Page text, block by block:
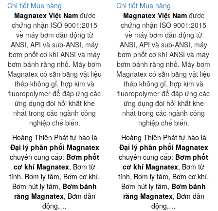
Chi tiết Mua hàng Chi tiết Mua hàng
Magnatex Việt Namđược
chứng nhận ISO 9001:2015
về máy bơm dẫn động từ
ANSI, API và sub-ANSI, máy
bơm phốt cơ khí ANSI và máy
bơm bánh răng nhỏ. Máy bơm
Magnatex có sẵn bằng vật liệu
thép không gỉ, hợp kim và
fluoropolymer để đáp ứng các
ứng dụng đòi hỏi khắt khe
nhất trong các ngành công
nghiệp chế biến.
Hoàng Thiên Phát tự hào là
Đại lý phân phối Magnatex
chuyên cung cấp: Bơm phốt
cơ khí Magnatex, Bơm từ
tính, Bơm ly tâm, Bơm cơ khí,
Bơm hút ly tâm, Bơm bánh
răng Magnatex, Bơm dẫn
động,…
Magnatex Việt Namđược
chứng nhận ISO 9001:2015
về máy bơm dẫn động từ
ANSI, API và sub-ANSI, máy
bơm phốt cơ khí ANSI và máy
bơm bánh răng nhỏ. Máy bơm
Magnatex có sẵn bằng vật liệu
thép không gỉ, hợp kim và
fluoropolymer để đáp ứng các
ứng dụng đòi hỏi khắt khe
nhất trong các ngành công
nghiệp chế biến.
Hoàng Thiên Phát tự hào là
Đại lý phân phối Magnatex
chuyên cung cấp: Bơm phốt
cơ khí Magnatex, Bơm từ
tính, Bơm ly tâm, Bơm cơ khí,
Bơm hút ly tâm, Bơm bánh
răng Magnatex, Bơm dẫn
động,…